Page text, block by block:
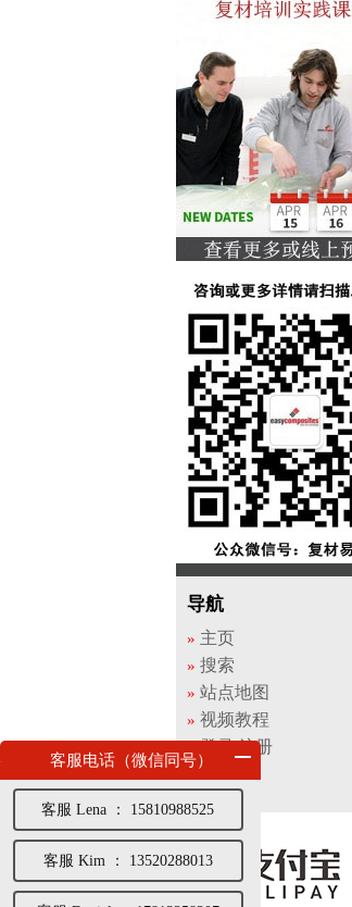
导航
主页
搜索
站点地图
视频教程
登录/注册
客服电话（微信同号）
客服 Lena ： 15810988525
客服 Kim ： 13520288013